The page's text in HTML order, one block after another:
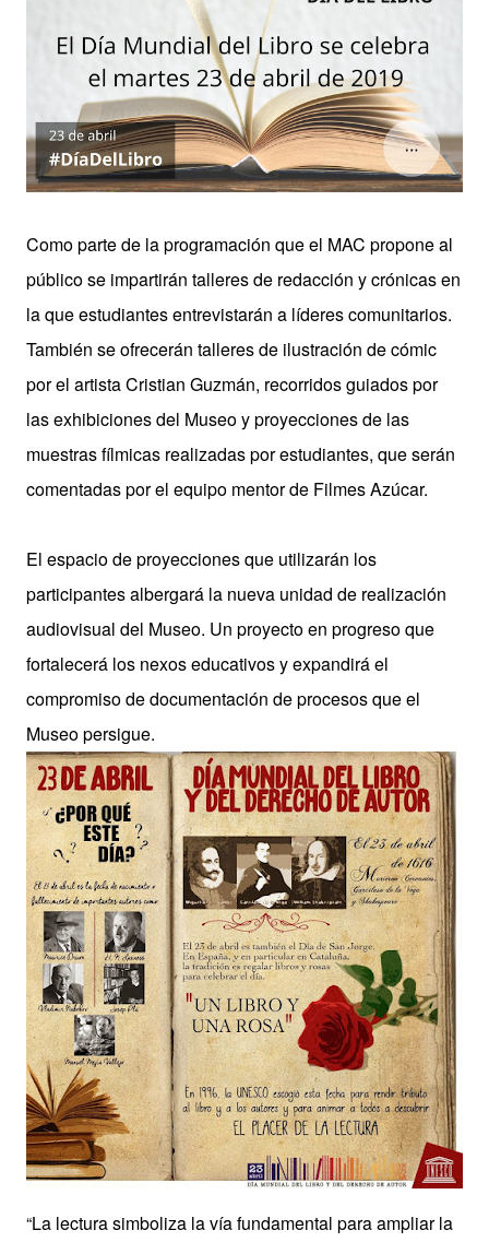
Como parte de la programación que el MAC propone al
público se impartirán talleres de redacción y crónicas en
la que estudiantes entrevistarán a líderes comunitarios.
También se ofrecerán talleres de ilustración de cómic
por el artista Cristian Guzmán, recorridos guiados por
las exhibiciones del Museo y proyecciones de las
muestras fílmicas realizadas por estudiantes, que serán
comentadas por el equipo mentor de Filmes Azúcar.
El espacio de proyecciones que utilizarán los
participantes albergará la nueva unidad de realización
audiovisual del Museo. Un proyecto en progreso que
fortalecerá los nexos educativos y expandirá el
compromiso de documentación de procesos que el
Museo persigue.
“La lectura simboliza la vía fundamental para ampliar la